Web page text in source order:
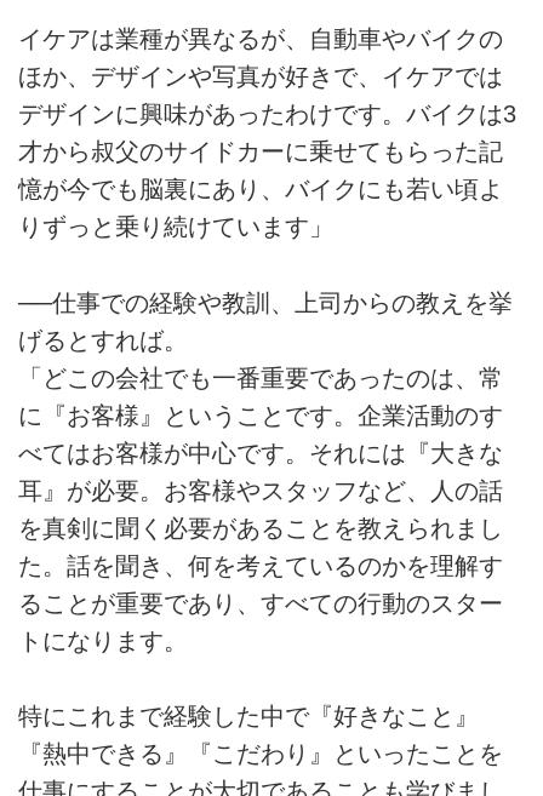
イケアは業種が異なるが、自動車やバイクの
ほか、デザインや写真が好きで、イケアでは
デザインに興味があったわけです。バイクは3
才から叔父のサイドカーに乗せてもらった記
憶が今でも脳裏にあり、バイクにも若い頃よ
りずっと乗り続けています」
──仕事での経験や教訓、上司からの教えを挙
げるとすれば。
「どこの会社でも一番重要であったのは、常
に『お客様』ということです。企業活動のす
べてはお客様が中心です。それには『大きな
耳』が必要。お客様やスタッフなど、人の話
を真剣に聞く必要があることを教えられまし
た。話を聞き、何を考えているのかを理解す
ることが重要であり、すべての行動のスター
トになります。
特にこれまで経験した中で『好きなこと』
『熱中できる』『こだわり』といったことを